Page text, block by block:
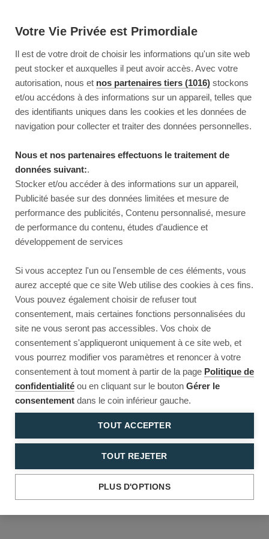
Votre Vie Privée est Primordiale
Il est de votre droit de choisir les informations qu'un site web
peut stocker et auxquelles il peut avoir accès. Avec votre
autorisation, nous et nos partenaires tiers (1016) stockons
et/ou accédons à des informations sur un appareil, telles que
des identifiants uniques dans les cookies et les données de
navigation pour collecter et traiter des données personnelles.
Nous et nos partenaires effectuons le traitement de
données suivant:.
Stocker et/ou accéder à des informations sur un appareil,
Publicité basée sur des données limitées et mesure de
performance des publicités, Contenu personnalisé, mesure
de performance du contenu, études d’audience et
développement de services
Si vous acceptez l'un ou l'ensemble de ces éléments, vous
aurez accepté que ce site Web utilise des cookies à ces fins.
Vous pouvez également choisir de refuser tout
consentement, mais certaines fonctions personnalisées du
site ne vous seront pas accessibles. Vos choix de
consentement s'appliqueront uniquement à ce site web, et
vous pourrez modifier vos paramètres et renoncer à votre
consentement à tout moment à partir de la page Politique de
confidentialité ou en cliquant sur le bouton Gérer le
consentement dans le coin inférieur gauche.
TOUT ACCEPTER
TOUT REJETER
PLUS D'OPTIONS
Reload to try again, or go back.
Reload Back